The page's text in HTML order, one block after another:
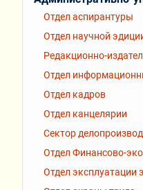
Отдел аспирантуры
Отдел научной
Редакционно-
Отдел
Отдел кадров
Отдел канцелярии
Сектор
Отдел Финансово-
Отдел эксплуатации